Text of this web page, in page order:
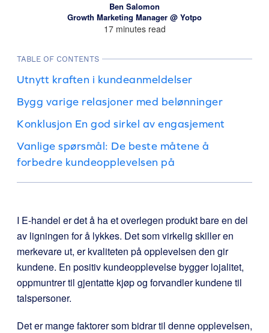
Ben Salomon
Growth Marketing Manager @ Yotpo
17 minutes read
TABLE OF CONTENTS
Utnytt kraften i kundeanmeldelser
Bygg varige relasjoner med belønninger
Konklusjon En god sirkel av engasjement
Vanlige spørsmål: De beste måtene å
forbedre kundeopplevelsen på
I E-handel er det å ha et overlegen produkt bare en del
av ligningen for å lykkes. Det som virkelig skiller en
merkevare ut, er kvaliteten på opplevelsen den gir
kundene. En positiv kundeopplevelse bygger lojalitet,
oppmuntrer til gjentatte kjøp og forvandler kundene til
talspersoner.
Det er mange faktorer som bidrar til denne opplevelsen,